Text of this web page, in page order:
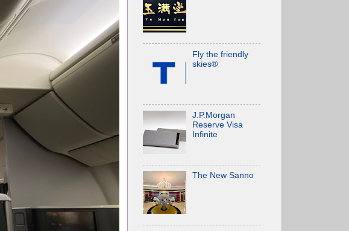
Fly the friendly
skies®
J.P.Morgan
Reserve Visa
Infinite
The New Sanno